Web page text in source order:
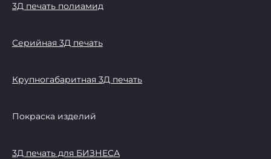
3Д печать полиамид
Серийная 3Д печать
Крупногабаритная 3Д печать
Покраска изделий
3Д печать для БИЗНЕСА